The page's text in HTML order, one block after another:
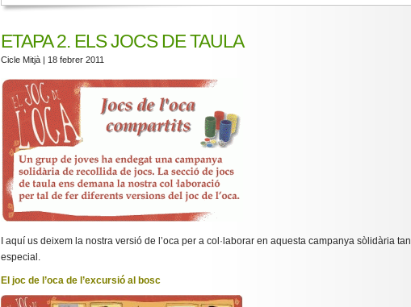
ETAPA 2. ELS JOCS DE TAULA
Cicle Mitjà | 18 febrer 2011
I aquí us deixem la nostra versió de l’oca per a col·laborar en aquesta campanya sòlidària tan
especial.
El joc de l’oca de l’excursió al bosc